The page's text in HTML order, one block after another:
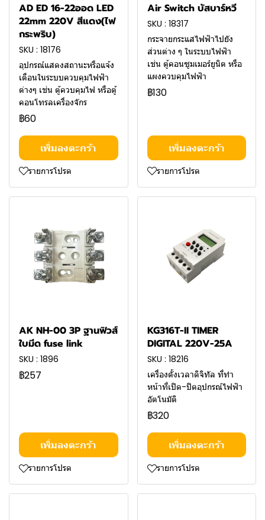
AD ED 16-22ออด LED
22mm 220V สีแดง(ไฟ
กระพริบ)
SKU : 18176
อุปกรณ์แสดงสถานะหรือแจ้ง
เตือนในระบบควบคุมไฟฟ้า
ต่างๆ เช่น ตู้ควบคุมไฟ หรือตู้
คอนโทรลเครื่องจักร
฿60
เพิ่มลงตะกร้า
รายการโปรด
Air Switch บัสบาร์หวี
SKU : 18317
กระจายกระแสไฟฟ้าไปยัง
ส่วนต่าง ๆ ในระบบไฟฟ้า
เช่น ตู้คอนซูมเมอร์ยูนิต หรือ
แผงควบคุมไฟฟ้า
฿130
เพิ่มลงตะกร้า
รายการโปรด
AK NH-00 3P ฐานฟิวส์
ใบมีด fuse link
SKU : 1896
฿257
เพิ่มลงตะกร้า
รายการโปรด
KG316T-II TIMER
DIGITAL 220V-25A
SKU : 18216
เครื่องตั้งเวลาดิจิทัล ที่ทำ
หน้าที่เปิด-ปิดอุปกรณ์ไฟฟ้า
อัตโนมัติ
฿320
เพิ่มลงตะกร้า
รายการโปรด